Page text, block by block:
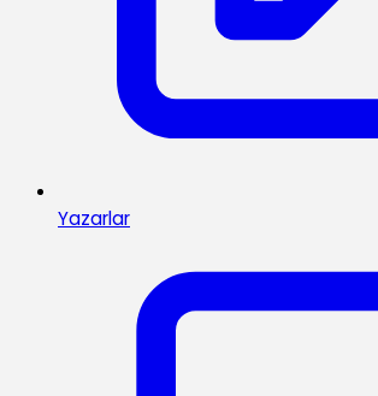
Yazarlar